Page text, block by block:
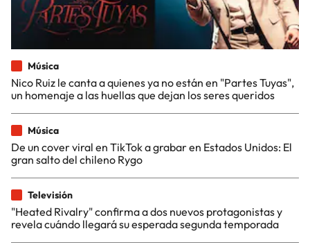
Música
Nico Ruiz le canta a quienes ya no están en "Partes Tuyas",
un homenaje a las huellas que dejan los seres queridos
Música
De un cover viral en TikTok a grabar en Estados Unidos: El
gran salto del chileno Rygo
Televisión
"Heated Rivalry" confirma a dos nuevos protagonistas y
revela cuándo llegará su esperada segunda temporada